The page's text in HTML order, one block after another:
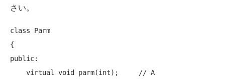
さい。
class Parm
public:
virtual
void parm(int);
// A